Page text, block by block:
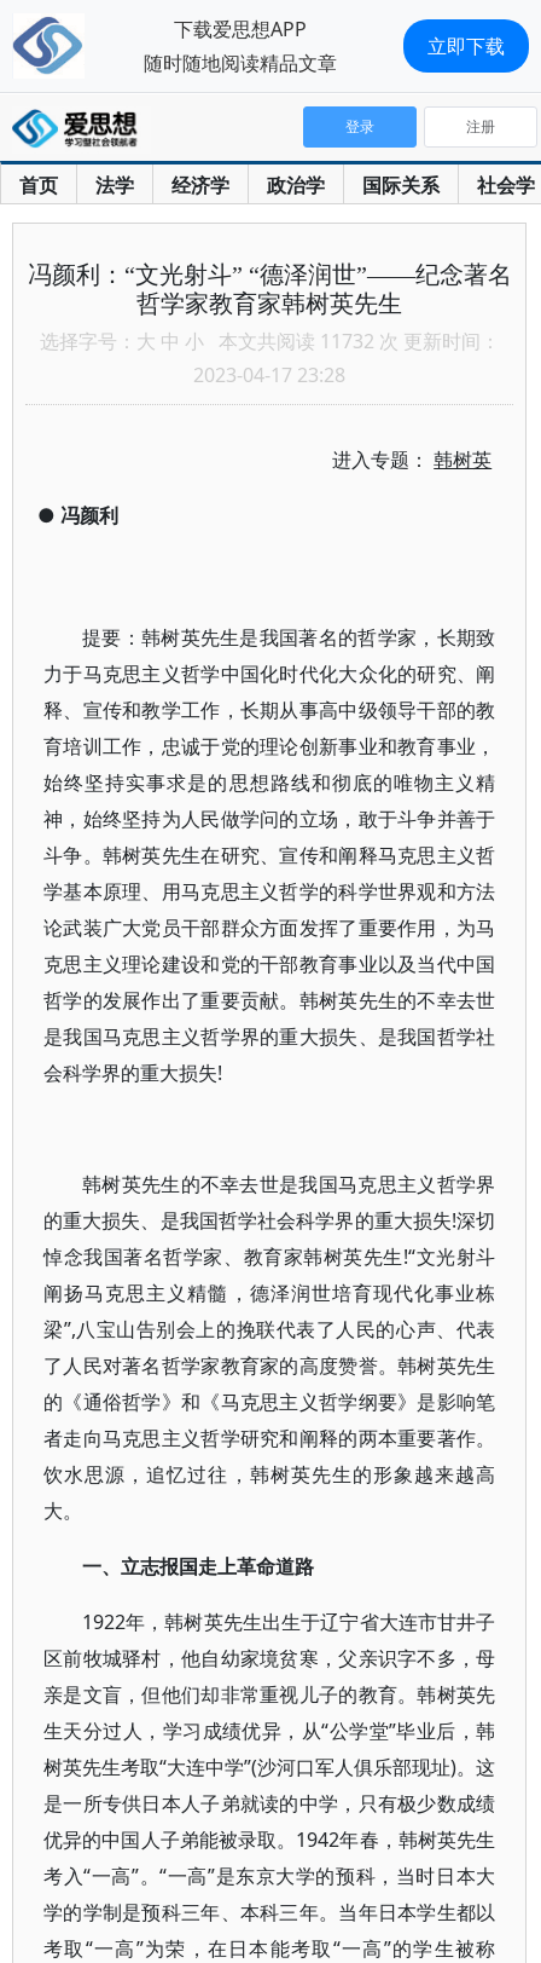
首页 法学 经济学 政治学 国际关系 社会学
登录 注册
冯颜利：“文光射斗” “德泽润世”——纪念著名
哲学家教育家韩树英先生
选择字号： 大 中 小 本文共阅读 11732 次 更新时间：
2023-04-17 23:28
进入专题：韩树英
● 冯颜利
提要：韩树英先生是我国著名的哲学家，长期致
力于马克思主义哲学中国化时代化大众化的研究、阐
释、宣传和教学工作，长期从事高中级领导干部的教
育培训工作，忠诚于党的理论创新事业和教育事业，
始终坚持实事求是的思想路线和彻底的唯物主义精
神，始终坚持为人民做学问的立场，敢于斗争并善于
斗争。韩树英先生在研究、宣传和阐释马克思主义哲
学基本原理、用马克思主义哲学的科学世界观和方法
论武装广大党员干部群众方面发挥了重要作用，为马
克思主义理论建设和党的干部教育事业以及当代中国
哲学的发展作出了重要贡献。韩树英先生的不幸去世
是我国马克思主义哲学界的重大损失、是我国哲学社
会科学界的重大损失!
韩树英先生的不幸去世是我国马克思主义哲学界
的重大损失、是我国哲学社会科学界的重大损失!深切
悼念我国著名哲学家、教育家韩树英先生!“文光射斗
阐扬马克思主义精髓，德泽润世培育现代化事业栋
梁”,八宝山告别会上的挽联代表了人民的心声、代表
了人民对著名哲学家教育家的高度赞誉。韩树英先生
的《通俗哲学》和《马克思主义哲学纲要》是影响笔
者走向马克思主义哲学研究和阐释的两本重要著作。
饮水思源，追忆过往，韩树英先生的形象越来越高
大。
一、立志报国走上革命道路
1922年，韩树英先生出生于辽宁省大连市甘井子
区前牧城驿村，他自幼家境贫寒，父亲识字不多，母
亲是文盲，但他们却非常重视儿子的教育。韩树英先
生天分过人，学习成绩优异，从“公学堂”毕业后，韩
树英先生考取“大连中学”(沙河口军人俱乐部现址)。这
是一所专供日本人子弟就读的中学，只有极少数成绩
优异的中国人子弟能被录取。1942年春，韩树英先生
考入“一高”。“一高”是东京大学的预科，当时日本大
学的学制是预科三年、本科三年。当年日本学生都以
考取“一高”为荣，在日本能考取“一高”的学生被称
下载爱思想APP
随时随地阅读精品文章
立即下载